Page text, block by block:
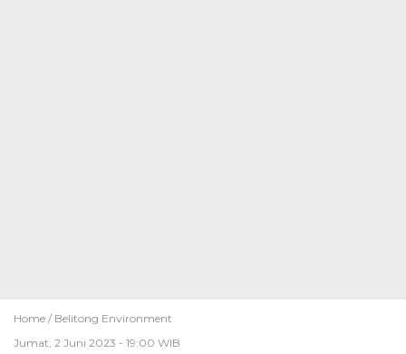
Home / Belitong Environment
Jumat, 2 Juni 2023 - 19:00 WIB